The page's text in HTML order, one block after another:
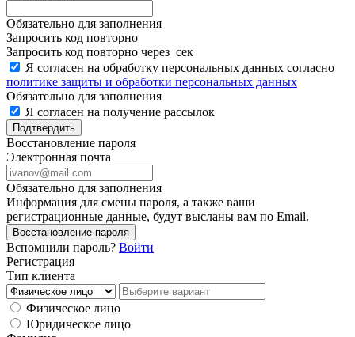
Обязательно для заполнения
Запросить код повторно
Запросить код повторно через сек
Я согласен на обработку персональных данных согласно
политике защиты и обработки персональных данных
Обязательно для заполнения
Я согласен на получение рассылок
Подтвердить
Восстановление пароля
Электронная почта
Обязательно для заполнения
Информация для смены пароля, а также ваши
регистрационные данные, будут высланы вам по Email.
Восстановление пароля
Вспомнили пароль? Войти
Регистрация
Тип клиента
Физическое лицо
Юридическое лицо